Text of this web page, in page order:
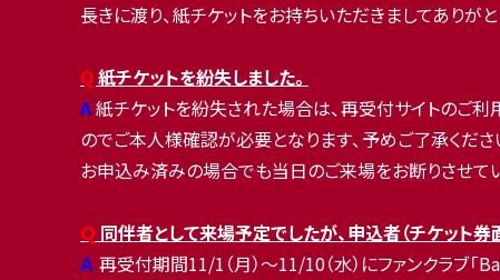
長きに渡り、紙チケットをお持ちいただきましてありがと
Q紙チケットを紛失しました。
A紙チケットを紛失された場合は、再受付サイトのご
のでご本人様確認が必要となります、予めご了承くだ
お申込み済みの場合でも当日のご来場をお断りさせて
Ｑ 同伴者として来場予定でしたが、申込者（チケット
Ａ 再受付期間11/1（月）～11/10（水）にファンクラブ